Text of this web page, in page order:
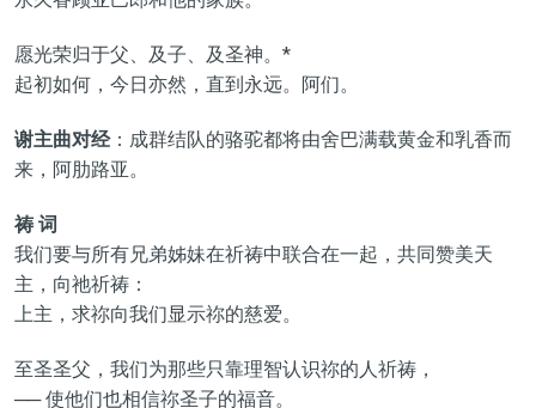
愿光荣归于父、及子、及圣神。*
起初如何，今日亦然，直到永远。阿们。
谢主曲对经：成群结队的骆驼都将由舍巴满载黄金和乳香而
来，阿肋路亚。
祷 词
我们要与所有兄弟姊妹在祈祷中联合在一起，共同赞美天
主，向祂祈祷：
上主，求祢向我们显示祢的慈爱。
至圣圣父，我们为那些只靠理智认识祢的人祈祷，
── 使他们也相信祢圣子的福音。